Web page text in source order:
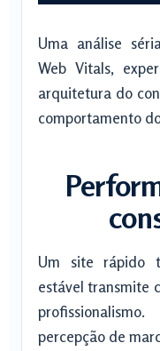
Uma análise
Web Vitals,
arquitetura do
comportamento
Um site rápido
estável transmite
percepção de